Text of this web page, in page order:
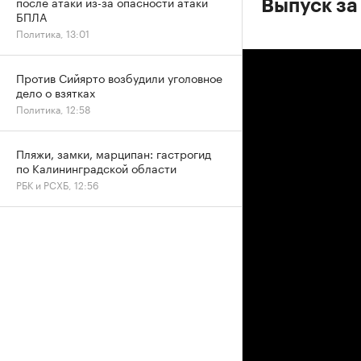
Выпуск
БПЛА
Политика, 13:01
Против Сийярто возбудили уголовное
дело о взятках
Политика, 12:58
Пляжи, замки, марципан: гастрогид
по Калининградской области
РБК и РСХБ, 12:56